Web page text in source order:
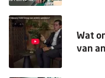
Wat
van